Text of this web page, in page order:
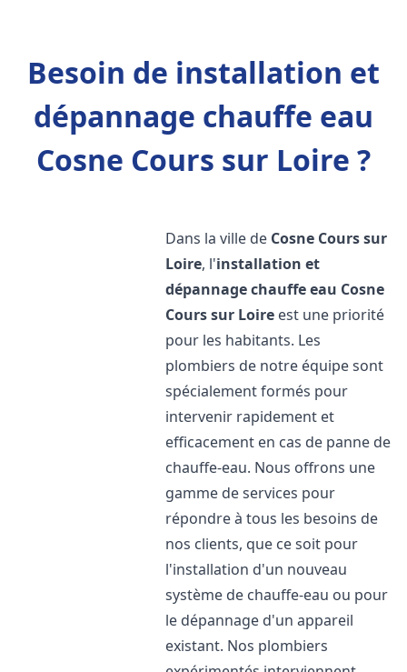
Besoin de installation et
dépannage chauffe eau
Cosne Cours sur Loire ?
Dans la ville de Cosne Cours sur
Loire, l'installation et
dépannage chauffe eau Cosne
Cours sur Loire est une priorité
pour les habitants. Les
plombiers de notre équipe sont
spécialement formés pour
intervenir rapidement et
efficacement en cas de panne de
chauffe-eau. Nous offrons une
gamme de services pour
répondre à tous les besoins de
nos clients, que ce soit pour
l'installation d'un nouveau
système de chauffe-eau ou pour
le dépannage d'un appareil
existant. Nos plombiers